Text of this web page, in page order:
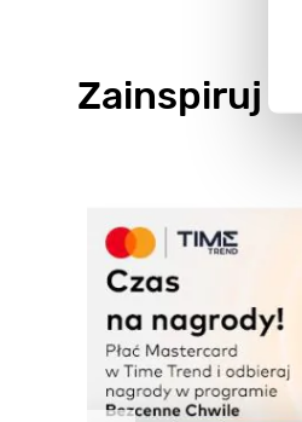
Zainspiruj się